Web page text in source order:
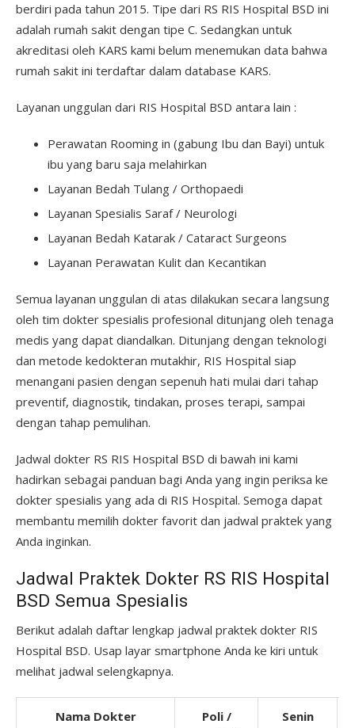
berdiri pada tahun 2015. Tipe dari RS RIS Hospital BSD ini
adalah rumah sakit dengan tipe C. Sedangkan untuk
akreditasi oleh KARS kami belum menemukan data bahwa
rumah sakit ini terdaftar dalam database KARS.
Layanan unggulan dari RIS Hospital BSD antara lain :
Perawatan Rooming in (gabung Ibu dan Bayi) untuk
ibu yang baru saja melahirkan
Layanan Bedah Tulang / Orthopaedi
Layanan Spesialis Saraf / Neurologi
Layanan Bedah Katarak / Cataract Surgeons
Layanan Perawatan Kulit dan Kecantikan
Semua layanan unggulan di atas dilakukan secara langsung
oleh tim dokter spesialis profesional ditunjang oleh tenaga
medis yang dapat diandalkan. Ditunjang dengan teknologi
dan metode kedokteran mutakhir, RIS Hospital siap
menangani pasien dengan sepenuh hati mulai dari tahap
preventif, diagnostik, tindakan, proses terapi, sampai
dengan tahap pemulihan.
Jadwal dokter RS RIS Hospital BSD di bawah ini kami
hadirkan sebagai panduan bagi Anda yang ingin periksa ke
dokter spesialis yang ada di RIS Hospital. Semoga dapat
membantu memilih dokter favorit dan jadwal praktek yang
Anda inginkan.
Jadwal Praktek Dokter RS RIS Hospital
BSD Semua Spesialis
Berikut adalah daftar lengkap jadwal praktek dokter RIS
Hospital BSD. Usap layar smartphone Anda ke kiri untuk
melihat jadwal selengkapnya.
Nama Dokter
Poli /
Senin